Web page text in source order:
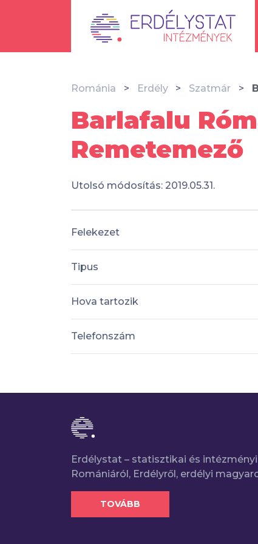
Románia Erdély Szatmár
Barlafalu
Remetemező
Utolsó módosítás: 2019.05.31.
Felekezet
Tipus
Hova tartozik
Telefonszám
Erdélystat – statisztikai és
Romániáról, Erdélyről, erdélyi
TOVÁBB